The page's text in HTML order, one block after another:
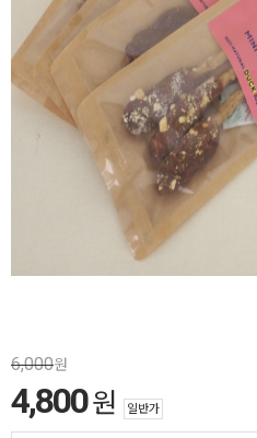
6,000원
4,800원 일반가